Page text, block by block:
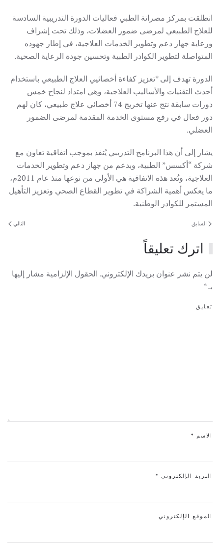
انطلقت بمركز مصراتة الطبي فعاليات الدورة التدريبية السادسة
للعلاج الطبيعي لمرضى ضمور العضلات، وذلك تحت إشراف
ورعاية جهاز دعم وتطوير الخدمات العلاجية، في إطار جهوده
المتواصلة لتطوير الكوادر الطبية وتحسين جودة الرعاية الصحية.
الدورة تهدف إلى *تعزيز كفاءة أخصائيي العلاج الطبيعي باستخدام
أحدث التقنيات والأساليب العلاجية، وهي امتداد لنجاح خمس
دورات سابقة نتج عنها تخريج 74 أخصائي علاج طبيعي، كان لهم
دور فعال في رفع مستوى الخدمة المقدمة لمرضى الضمور
العضلي.
يشار إلى أن هذا البرنامج التدريبي يُنفذ بموجب اتفاقية تعاون مع
شركة “أكسس” الطبية، وبدعم من جهاز دعم وتطوير الخدمات
العلاجية، وتُعد هذه الاتفاقية هي الأولى من نوعها منذ عام 2011م،
ما يعكس أهمية الشراكة في تطوير القطاع الصحي وتعزيز التأهيل
المستمر للكوادر الوطنية.
السابق التالي
اترك تعليقاً
لن يتم نشر عنوان بريدك الإلكتروني. الحقول الإلزامية مشار إليها
بـ*
تعليق
الاسم *
البريد الإلكتروني *
الموقع الإلكتروني